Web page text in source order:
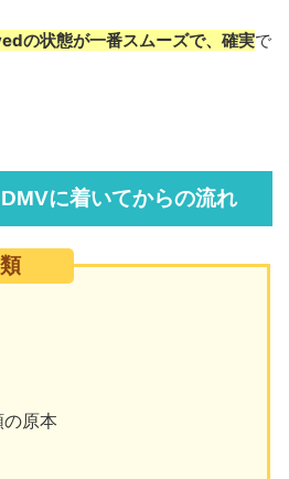
の状態が一番スムーズで、確実で
に着いてからの流れ
類
の原本